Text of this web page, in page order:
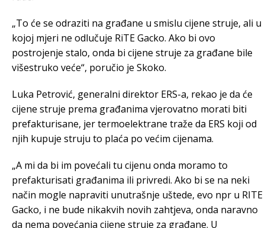
„To će se odraziti na građane u smislu cijene struje, ali u
kojoj mjeri ne odlučuje RiTE Gacko. Ako bi ovo
postrojenje stalo, onda bi cijene struje za građane bile
višestruko veće“, poručio je Skoko.
Luka Petrović, generalni direktor ERS-a, rekao je da će
cijene struje prema građanima vjerovatno morati biti
prefakturisane, jer termoelektrane traže da ERS koji od
njih kupuje struju to plaća po većim cijenama.
„A mi da bi im povećali tu cijenu onda moramo to
prefakturisati građanima ili privredi. Ako bi se na neki
način mogle napraviti unutrašnje uštede, evo npr u RITE
Gacko, i ne bude nikakvih novih zahtjeva, onda naravno
da nema povećanja cijene struje za građane. U